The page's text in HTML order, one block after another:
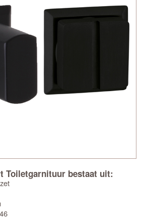
Toiletgarnituur bestaat uit: